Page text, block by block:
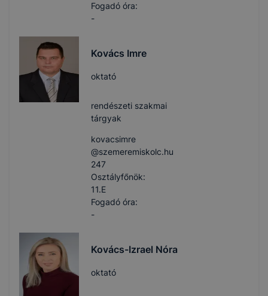
Fogadó óra:
-
Kovács Imre
oktató
rendészeti szakmai
tárgyak
kovacsimre​
@szemeremiskolc.hu
247
Osztályfőnök:
11.E
Fogadó óra:
-
Kovács-Izrael Nóra
oktató